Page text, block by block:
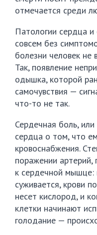
отмечается среди
Патологии сердца
совсем без
болезни человек не
Так, появление
одышка, которой
самочувствия —
что-то не так.
Сердечная боль,
сердца о том, что
кровоснабжения.
поражении артерий,
к сердечной мышце:
суживается, крови
несет кислород, и
клетки начинают
голодание —